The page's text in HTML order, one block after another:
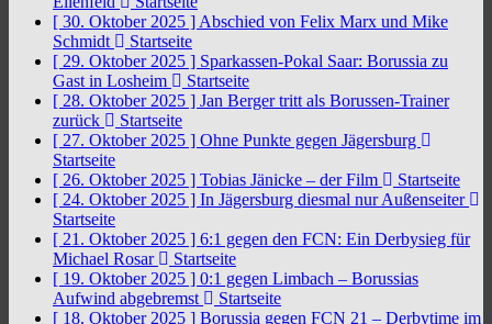
[ 30. Oktober 2025 ] Abschied von Felix Marx und Mike
Schmidt
Startseite
[ 29. Oktober 2025 ] Sparkassen-Pokal Saar: Borussia zu
Gast in Losheim
Startseite
[ 28. Oktober 2025 ] Jan Berger tritt als Borussen-Trainer
zurück
Startseite
[ 27. Oktober 2025 ] Ohne Punkte gegen Jägersburg
Startseite
[ 26. Oktober 2025 ] Tobias Jänicke – der Film
Startseite
[ 24. Oktober 2025 ] In Jägersburg diesmal nur Außenseiter
Startseite
[ 21. Oktober 2025 ] 6:1 gegen den FCN: Ein Derbysieg für
Michael Rosar
Startseite
[ 19. Oktober 2025 ] 0:1 gegen Limbach – Borussias
Aufwind abgebremst
Startseite
[ 18. Oktober 2025 ] Borussia gegen FCN 21 – Derbytime im